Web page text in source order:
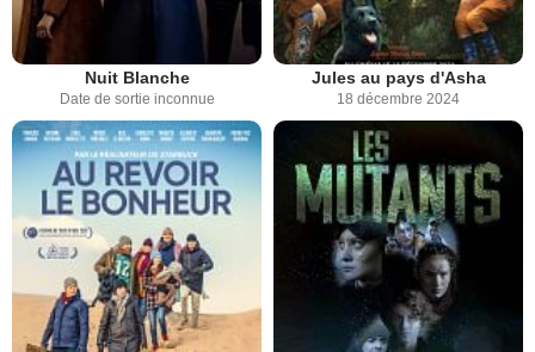
Nuit Blanche
Date de sortie inconnue
Jules au pays d'Asha
18 décembre 2024